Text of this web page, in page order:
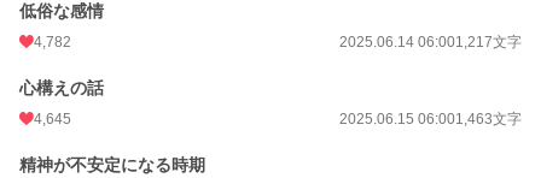
低俗な感情
4,782 2025.06.14 06:001,217文字
心構えの話
4,645 2025.06.15 06:001,463文字
精神が不安定になる時期